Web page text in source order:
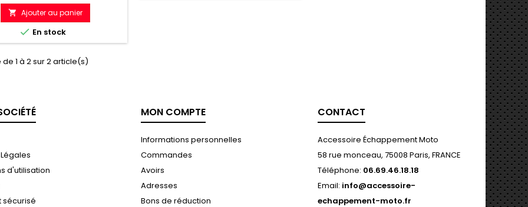
de
référence
 Ajouter au panier
 En stock
1 à 2 sur 2 article(s)
d'utilisation
sécurisé
MON COMPTE
Informations personnelles
Commandes
Avoirs
Adresses
Bons de réduction
CONTACT
Accessoire Échappement Moto
58 rue monceau, 75008 Paris, FRANCE
Téléphone: 06.69.46.18.18
Email: info@accessoire-
echappement-moto.fr